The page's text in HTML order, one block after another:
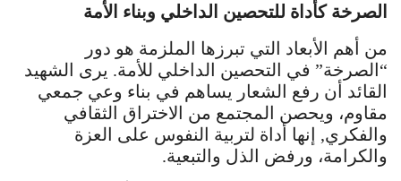
الصرخة كأداة للتحصين الداخلي وبناء الأمة
من أهم الأبعاد التي تبرزها الملزمة هو دور
“الصرخة” في التحصين الداخلي للأمة. يرى الشهيد
القائد أن رفع الشعار يساهم في بناء وعي جمعي
مقاوم، ويحصن المجتمع من الاختراق الثقافي
والفكري, إنها أداة لتربية النفوس على العزة
والكرامة، ورفض الذل والتبعية.